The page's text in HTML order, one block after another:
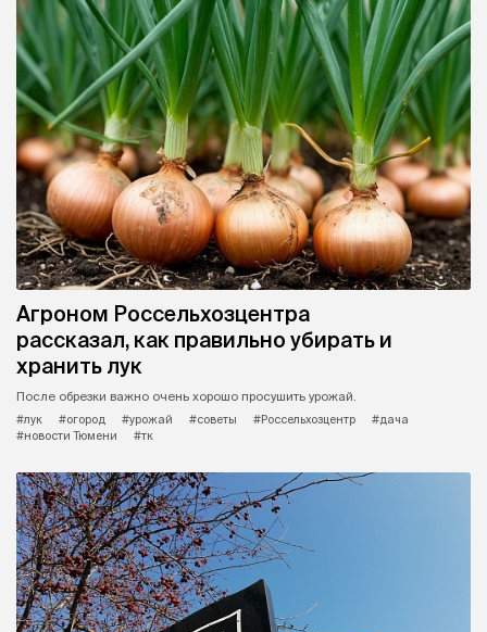
Агроном Россельхозцентра
рассказал, как правильно убирать и
хранить лук
После обрезки важно очень хорошо просушить урожай.
#лук
#огород #урожай #советы #Россельхозцентр
#дача
#новости Тюмени
#тк